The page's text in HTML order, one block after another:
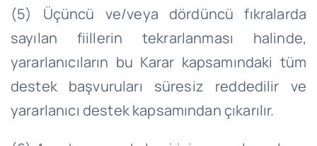
(5) Üçüncü ve/veya dördüncü fıkralarda
sayılan fiillerin tekrarlanması halinde,
yararlanıcıların bu Karar kapsamındaki tüm
destek başvuruları süresiz reddedilir ve
yararlanıcı destek kapsamından çıkarılır.